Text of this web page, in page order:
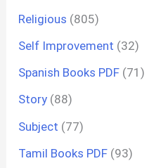
Religious (805)
Self Improvement (32)
Spanish Books PDF (71)
Story (88)
Subject (77)
Tamil Books PDF (93)